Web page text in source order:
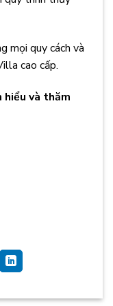
mọi quy cách và
cao cấp.
hiểu và thăm